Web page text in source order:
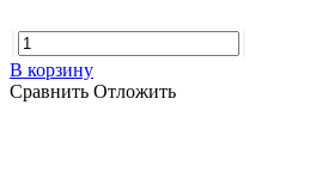
В корзину
Сравнить Отложить